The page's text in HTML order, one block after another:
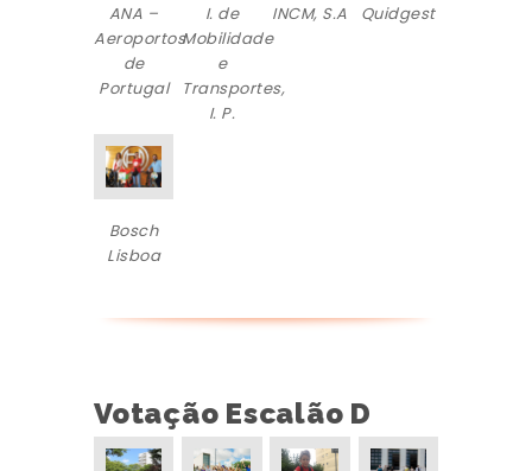
ANA –
Aeroportos
de
Portugal
I. de
Mobilidade
e
Transportes,
I. P.
INCM, S.A Quidgest
Bosch
Lisboa
Votação Escalão D